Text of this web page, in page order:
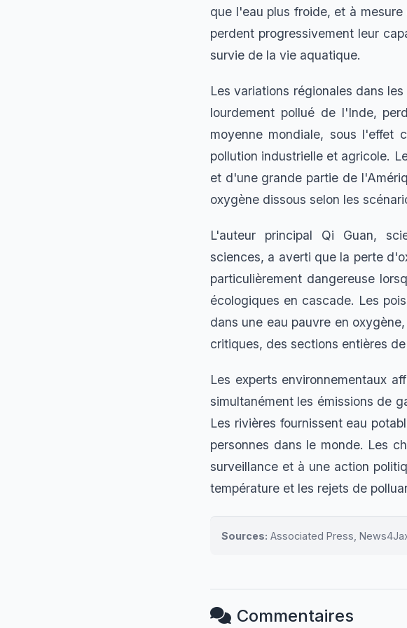
que l'eau plus froide, et à
perdent progressivement leur
survie de la vie aquatique.
Les variations régionales dans
lourdement pollué de l'Inde,
moyenne mondiale, sous l'effet
pollution industrielle et agricole.
et d'une grande partie de
oxygène dissous selon les
L'auteur principal Qi Guan,
sciences, a averti que la perte
particulièrement dangereuse
écologiques en cascade. Les
dans une eau pauvre en
critiques, des sections entières
Les experts environnementaux
simultanément les émissions de
Les rivières fournissent eau
personnes dans le monde. Les
surveillance et à une action
température et les rejets de
Sources: Associated Press,
Commentaires